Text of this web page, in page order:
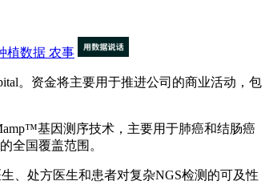
植数据 农事
。资金将主要用于推进公司的商业活动，包
基因测序技术，主要用于肺癌和结肠癌
全国覆盖范围。
、处方医生和患者对复杂NGS检测的可及性